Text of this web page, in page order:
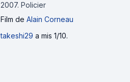
2007. Policier
Film de Alain Corneau
takeshi29 a mis 1/10.